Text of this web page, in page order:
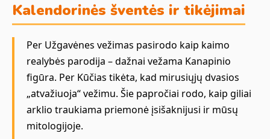
Kalendorinės šventės ir tikėjimai
Per Užgavėnes vežimas pasirodo kaip kaimo
realybės parodija – dažnai vežama Kanapinio
figūra. Per Kūčias tikėta, kad mirusiųjų dvasios
„atvažiuoja“ vežimu. Šie papročiai rodo, kaip giliai
arklio traukiama priemonė įsišaknijusi ir mūsų
mitologijoje.